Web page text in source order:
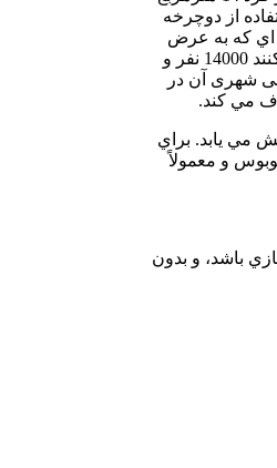
حركت آزادانه و 6 مترمربع براي عابر پياده نياز دارد. مثلا افزايش 5 درصدي استفاده از دوچرخه
در جاده اي كه به عرض
6/3 متر با دوچرخه مي توان 10 برابر نسبت به خودرو سواري مسافر عبور داد. تعداد افرادي كه مي توانند از يک خط عبور به عرض 5/3 متر با دوچرخه طي يك ساعت عبور كنند 14000 نفر و
شهری آن در
و شرايط توپوگرافي خوب اين مقدار تا 10 كيلومتر نيز افزايش مي يابد. براي
با اتوبوس است، كه شامل پياده روي حدود 500ـ400 متر تا ايستگاه اتوبوس و معمولاً
باشد، و بدون